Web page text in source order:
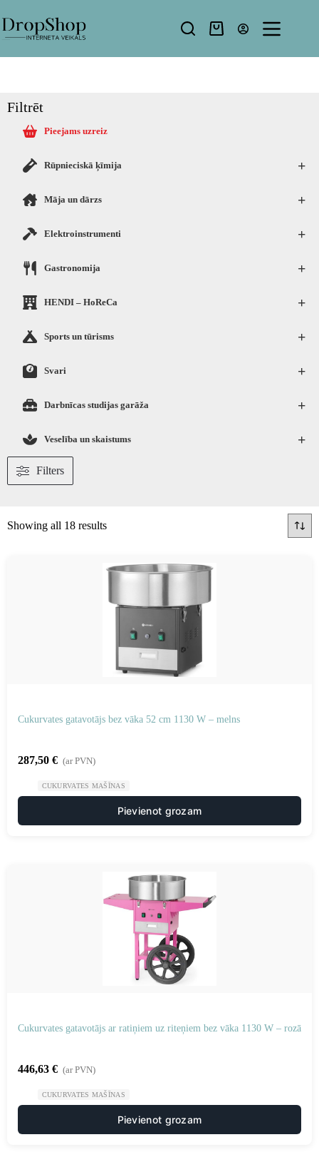
Filtrēt
Pieejams uzreiz
+
Rūpnieciskā ķīmija
+
Māja un dārzs
+
Elektroinstrumenti
+
Gastronomija
+
HENDI – HoReCa
+
Sports un tūrisms
+
Svari
+
Darbnīcas studijas garāža
+
Veselība un skaistums
Filters
Showing all 18 results
Cukurvates gatavotājs bez vāka 52 cm 1130 W – melns
287,50 € (ar PVN)
CUKURVATES MAŠĪNAS
Pievienot grozam
Cukurvates gatavotājs ar ratiņiem uz riteņiem bez vāka 1130 W – rozā
446,63 € (ar PVN)
CUKURVATES MAŠĪNAS
Pievienot grozam